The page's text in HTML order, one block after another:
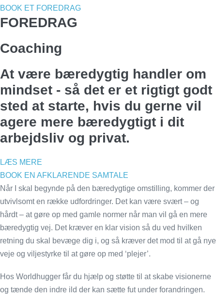
BOOK ET FOREDRAG
FOREDRAG
Coaching
At være bæredygtig handler om
mindset - så det er et rigtigt godt
sted at starte, hvis du gerne vil
agere mere bæredygtigt i dit
arbejdsliv og privat.
LÆS MERE
BOOK EN AFKLARENDE SAMTALE
Når I skal begynde på den bæredygtige omstilling, kommer der
utvivlsomt en række udfordringer. Det kan være svært – og
hårdt – at gøre op med gamle normer når man vil gå en mere
bæredygtig vej. Det kræver en klar vision så du ved hvilken
retning du skal bevæge dig i, og så kræver det mod til at gå nye
veje og viljestyrke til at gøre op med ‘plejer’.
Hos Worldhugger får du hjælp og støtte til at skabe visionerne
og tænde den indre ild der kan sætte fut under forandringen.